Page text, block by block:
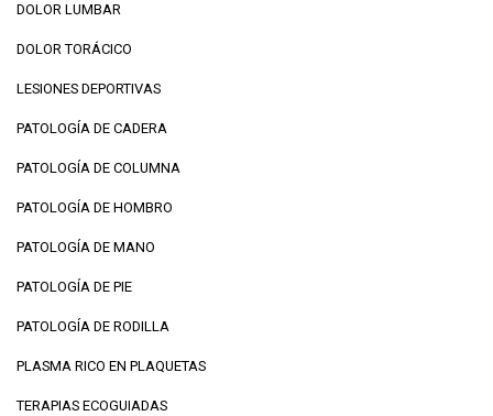
DOLOR LUMBAR
DOLOR TORÁCICO
LESIONES DEPORTIVAS
PATOLOGÍA DE CADERA
PATOLOGÍA DE COLUMNA
PATOLOGÍA DE HOMBRO
PATOLOGÍA DE MANO
PATOLOGÍA DE PIE
PATOLOGÍA DE RODILLA
PLASMA RICO EN PLAQUETAS
TERAPIAS ECOGUIADAS